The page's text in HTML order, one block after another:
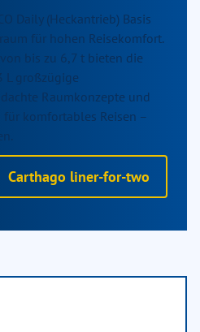
Daily (Heckantrieb) Basis
für hohen Reisekomfort.
von bis zu 6,7 t bieten die
L großzügige
Raumkonzepte und
für komfortables Reisen –
Carthago liner-for-two